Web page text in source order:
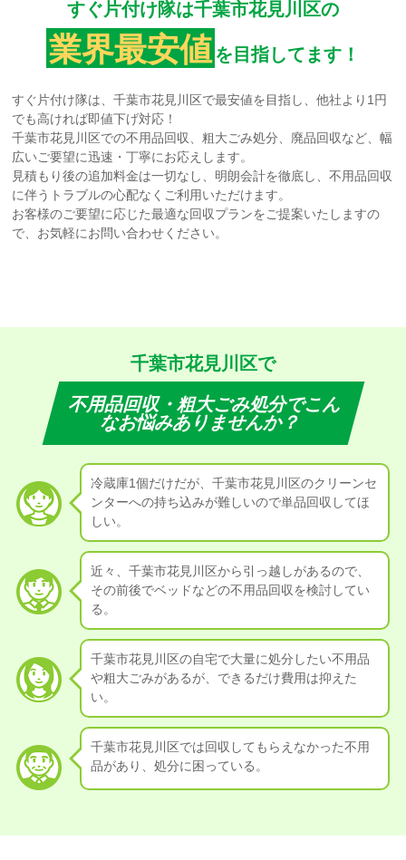
すぐ片付け隊は千葉市花見川区の
業界最安値 を目指してます！
すぐ片付け隊は、千葉市花見川区で最安値を目指し、他社より1円
でも高ければ即値下げ対応！
千葉市花見川区での不用品回収、粗大ごみ処分、廃品回収など、幅
広いご要望に迅速・丁寧にお応えします。
見積もり後の追加料金は一切なし、明朗会計を徹底し、不用品回収
に伴うトラブルの心配なくご利用いただけます。
お客様のご要望に応じた最適な回収プランをご提案いたしますの
で、お気軽にお問い合わせください。
千葉市花見川区で
不用品回収・粗大ごみ処分でこん
なお悩みありませんか？
冷蔵庫1個だけだが、千葉市花見川区のクリーンセ
ンターへの持ち込みが難しいので単品回収してほ
しい。
近々、千葉市花見川区から引っ越しがあるので、
その前後でベッドなどの不用品回収を検討してい
る。
千葉市花見川区の自宅で大量に処分したい不用品
や粗大ごみがあるが、できるだけ費用は抑えた
い。
千葉市花見川区では回収してもらえなかった不用
品があり、処分に困っている。